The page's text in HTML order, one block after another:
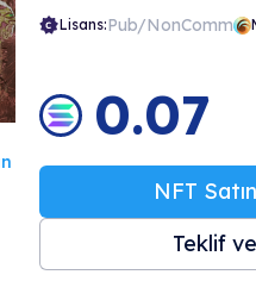
Lisans:Pub/NonComm
0.07
NFT
Teklif